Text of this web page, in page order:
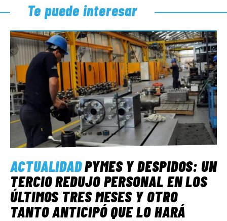
Te puede interesar
ACTUALIDADPYMES Y DESPIDOS: UN
TERCIO REDUJO PERSONAL EN LOS
ÚLTIMOS TRES MESES Y OTRO
TANTO ANTICIPÓ QUE LO HARÁ